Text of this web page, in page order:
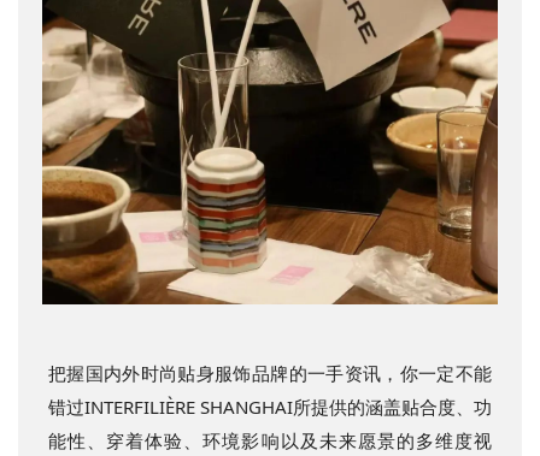
把握国内外时尚贴身服饰品牌的一手资讯，你一定不能
错过INTERFILIÈRE SHANGHAI所提供的涵盖贴合度、功
能性、穿着体验、环境影响以及未来愿景的多维度视